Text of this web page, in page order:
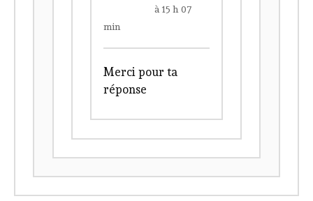
Rodolphe
min
Merci pour ta
réponse